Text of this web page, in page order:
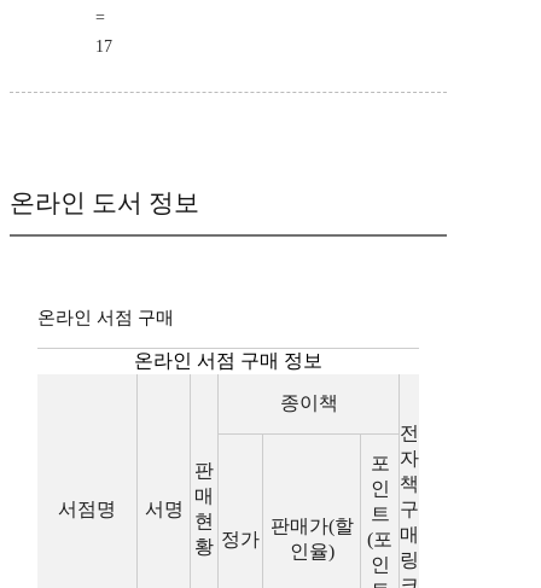
=
17
온라인 도서 정보
온라인 서점 구매
온라인 서점 구매 정보
서점명 서명
판
매
현
황
종이책
전
자
책
구
매
링
정가
판매가(할
인율)
포
인
트
(포
인